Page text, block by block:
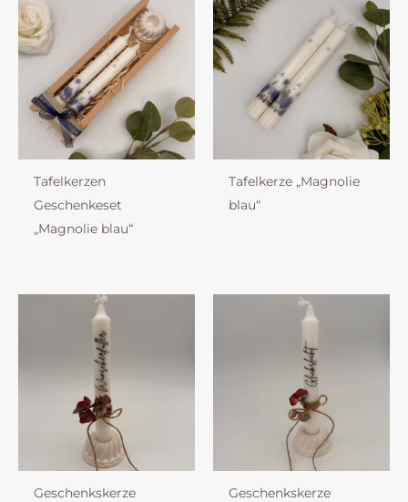
Tafelkerzen
Geschenkeset
„Magnolie blau“
Tafelkerze „Magnolie
blau“
Geschenkskerze
Geschenkskerze